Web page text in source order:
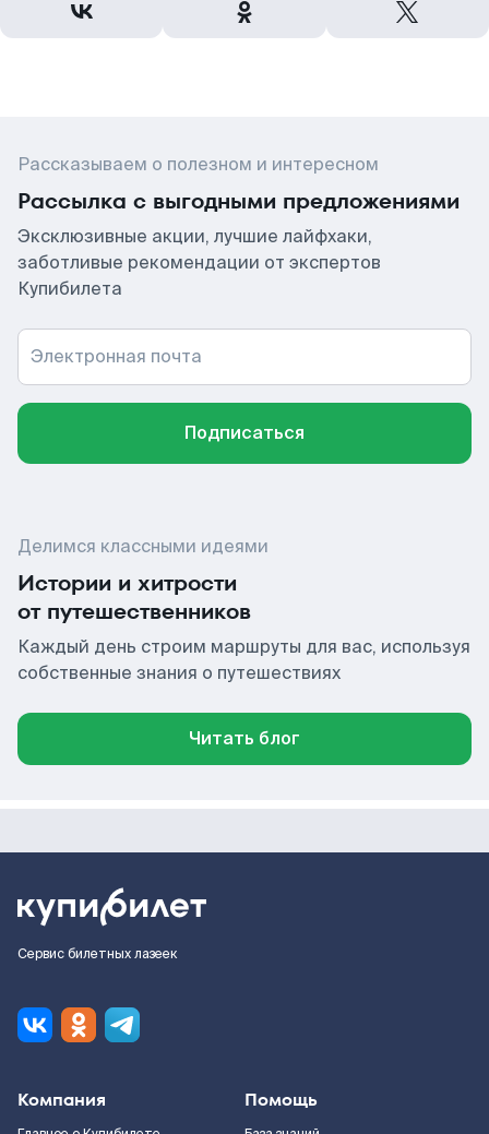
Рассказываем о полезном и интересном
Рассылка с выгодными предложениями
Эксклюзивные акции, лучшие лайфхаки,
заботливые рекомендации от экспертов
Купибилета
Электронная почта
Подписаться
Делимся классными идеями
Истории и хитрости
от путешественников
Каждый день строим маршруты для вас, используя
собственные знания о путешествиях
Читать блог
Сервис билетных лазеек
Компания Помощь